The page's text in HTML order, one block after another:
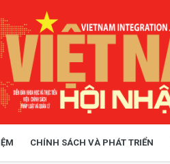
CHÍNH SÁCH VÀ PHÁT TRIỂN